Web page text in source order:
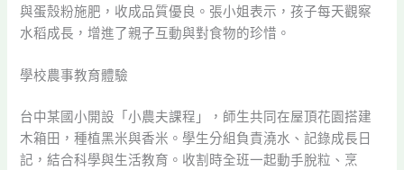
與蛋殼粉施肥，收成品質優良。張小姐表示，孩子每天觀察
水稻成長，增進了親子互動與對食物的珍惜。
學校農事教育體驗
台中某國小開設「小農夫課程」，師生共同在屋頂花園搭建
木箱田，種植黑米與香米。學生分組負責澆水、記錄成長日
記，結合科學與生活教育。收割時全班一起動手脫粒、烹